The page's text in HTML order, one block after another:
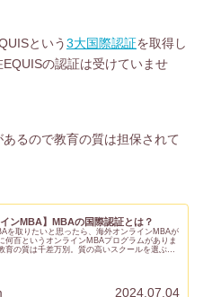
という3大国際認証を取得し
EQUISの認証は受けていませ
るので教育の質は担保されて
インMBA】MBAの国際認証とは？
を取りたいと思ったら、海外オンラインMBAが
何百というオンラインMBAプログラムがありま
育の質は千差万別。質の高いスクールを選ぶ目
2024.07.04